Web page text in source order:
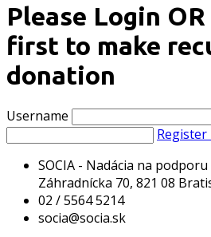
Please Login
first to make
donation
Username
SOCIA - Nadácia na
Záhradnícka 70, 821 08
02 / 5564 5214
socia@socia.sk